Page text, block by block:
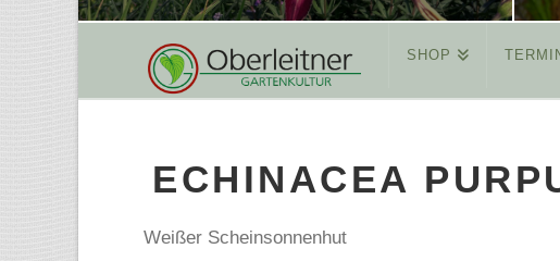
REINHARD
FEBRUAR 16, 2025
SHOP
ECHINACEA
Weißer Scheinsonnenhut